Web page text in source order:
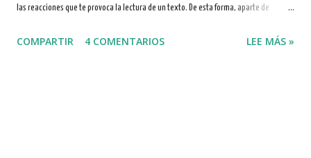
las reacciones que te provoca la lectura de un texto. De esta forma, aparte de
lee. El diario lector ayuda a retener las ideas principales de cada capítulo y permite
COMPARTIR 4 COMENTARIOS LEE MÁS »